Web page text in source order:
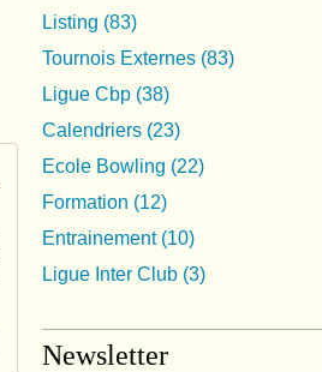
Listing (83)
Tournois Externes (83)
Ligue Cbp (38)
Calendriers (23)
Ecole Bowling (22)
Formation (12)
Entrainement(10)
Ligue Inter Club (3)
Newsletter